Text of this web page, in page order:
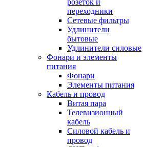
розеток и
переходники
Сетевые фильтры
Удлинители
бытовые
Удлинители силовые
Фонари и элементы
питания
Фонари
Элементы питания
Кабель и провод
Витая пара
Телевизионный
кабель
Силовой кабель и
провод